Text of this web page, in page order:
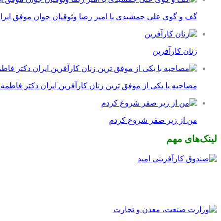
گف و گوی علی جمشیدی با امیر رضا وثوقیان جوان موفق
زنان کارآفرین
مصاحبه با یکی از موفق ترین زنان کارآفرین ایران دکتر
من از زیر صفر شروع کردم
لینک‌های مهم